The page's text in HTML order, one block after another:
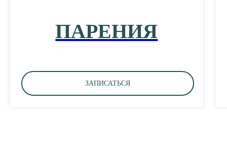
ПАРЕНИЯ
ЗАПИСАТЬСЯ